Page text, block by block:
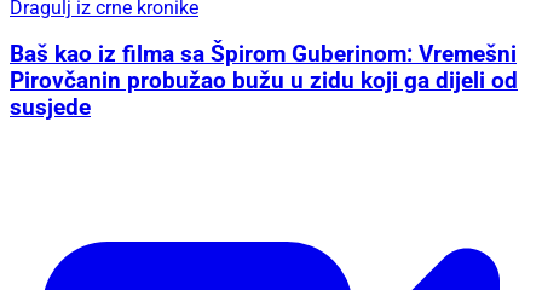
Dragulj iz crne kronike
Baš kao iz filma sa Špirom Guberinom: Vremešni
Pirovčanin probužao bužu u zidu koji ga dijeli od
susjede